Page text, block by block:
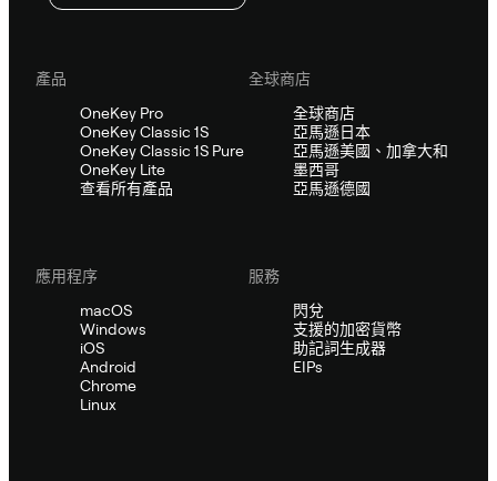
產品
OneKey Pro
OneKey Classic 1S
OneKey Classic 1S Pure
OneKey Lite
查看所有產品
全球商店
全球商店
亞馬遜日本
亞馬遜美國、加拿大和
墨西哥
亞馬遜德國
應用程序
macOS
Windows
iOS
Android
Chrome
Linux
服務
閃兌
支援的加密貨幣
助記詞生成器
EIPs